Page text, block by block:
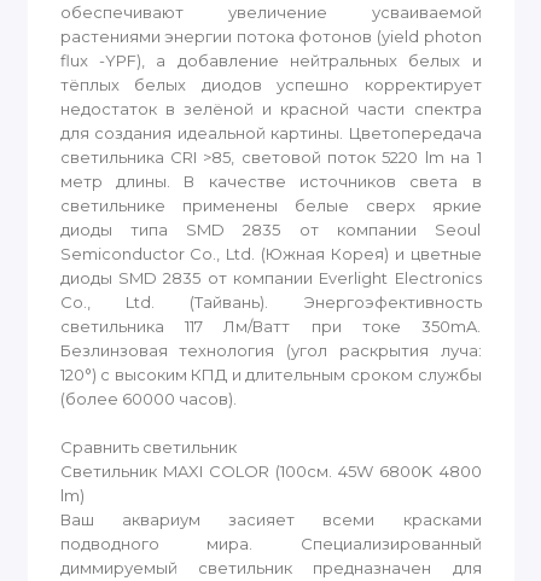
обеспечивают увеличение усваиваемой
растениями энергии потока фотонов (yield photon
flux -YPF), а добавление нейтральных белых и
тёплых белых диодов успешно корректирует
недостаток в зелёной и красной части спектра
для создания идеальной картины. Цветопередача
светильника CRI >85, световой поток 5220 lm на 1
метр длины. В качестве источников света в
светильнике применены белые сверх яркие
диоды типа SMD 2835 от компании Seoul
Semiconductor Co., Ltd. (Южная Корея) и цветные
диоды SMD 2835 от компании Everlight Electronics
Co., Ltd. (Тайвань). Энергоэфективность
светильника 117 Лм/Ватт при токе 350mA.
Безлинзовая технология (угол раскрытия луча:
120°) с высоким КПД и длительным сроком службы
(более 60000 часов).
Сравнить светильник
Светильник MAXI COLOR (100см. 45W 6800K 4800
lm)
Ваш аквариум засияет всеми красками
подводного мира. Специализированный
диммируемый светильник предназначен для